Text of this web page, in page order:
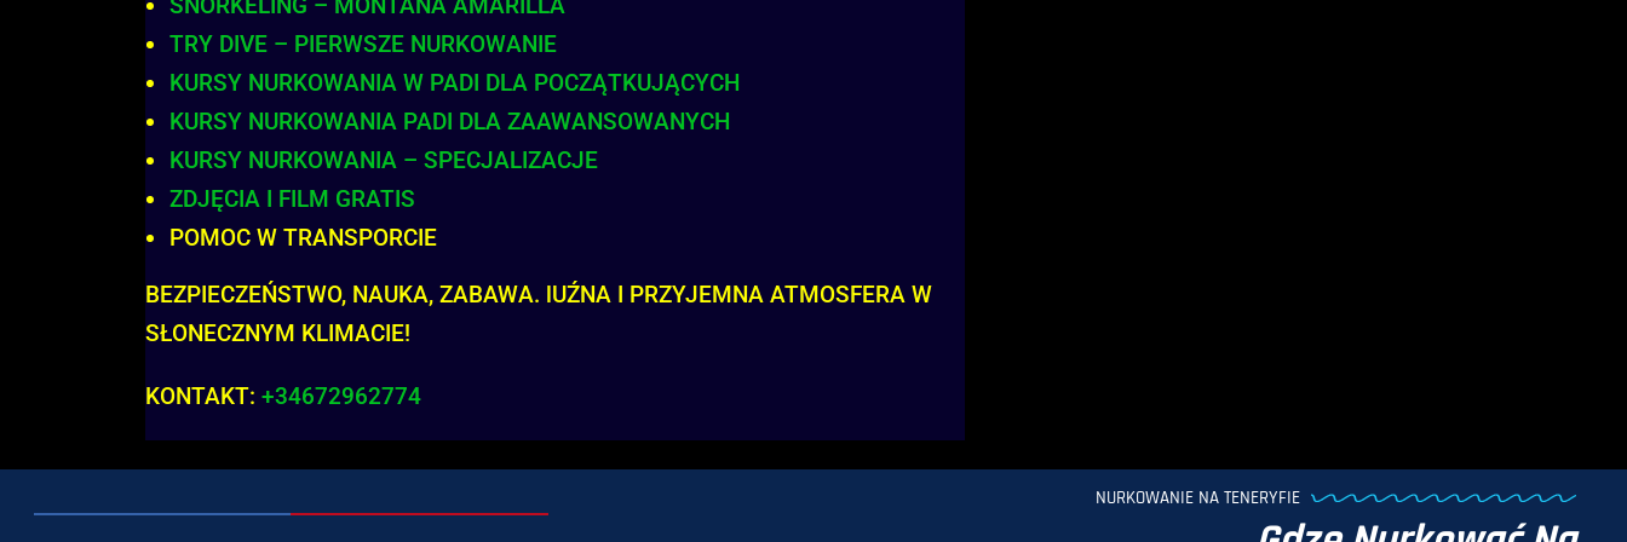
SNORKELING – MONTANA AMARILLA
TRY DIVE – PIERWSZE NURKOWANIE
KURSY NURKOWANIA W PADI DLA POCZĄTKUJĄCYCH
KURSY NURKOWANIA PADI DLA ZAAWANSOWANYCH
KURSY NURKOWANIA – SPECJALIZACJE
ZDJĘCIA I FILM GRATIS
POMOC W TRANSPORCIE
BEZPIECZEŃSTWO, NAUKA, ZABAWA. lUŹNA I PRZYJEMNA ATMOSFERA W
SŁONECZNYM KLIMACIE!
KONTAKT: +34672962774
NURKOWANIE NA TENERYFIE